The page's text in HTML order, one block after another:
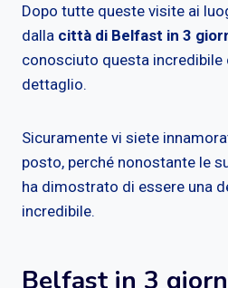
Dopo tutte queste visite ai
dalla città di Belfast in 3
conosciuto questa incredibile
dettaglio.
Sicuramente vi siete
posto, perché nonostante le
ha dimostrato di essere una
incredibile.
Belfast in 3